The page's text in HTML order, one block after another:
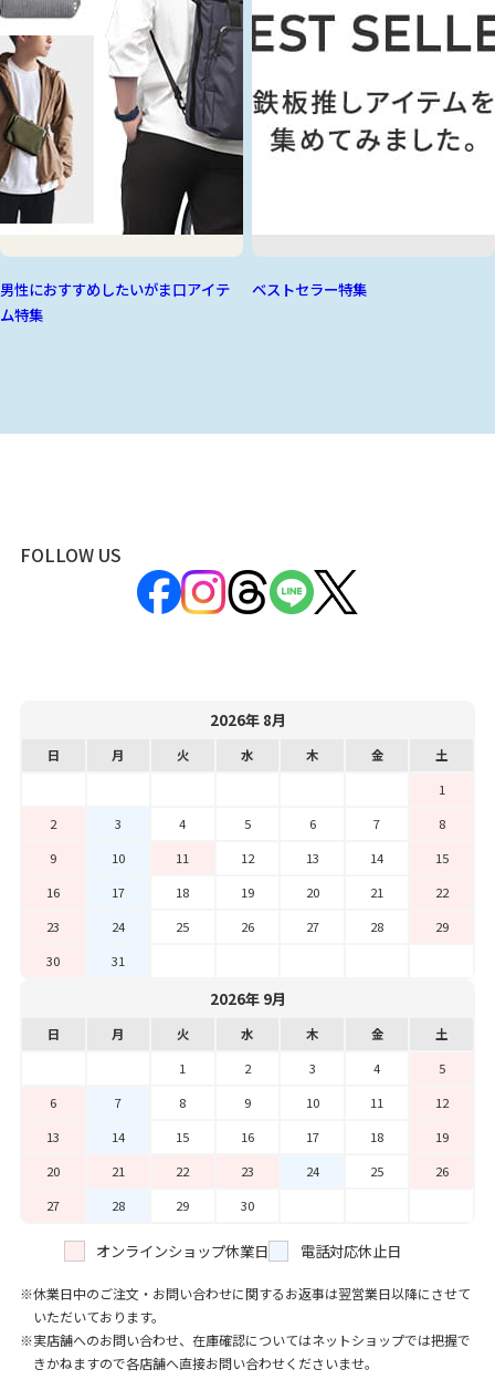
男性におすすめしたいがま口アイテ
ム特集
ベストセラー特集
FOLLOW US
2026年 8月
日 月 火 水 木 金
土
1
2
3 4 5 6 7
8
9
10 11 12 13 14
15
16
17 18 19 20 21
22
23
24 25 26 27 28
29
30
31
2026年 9月
日 月 火 水 木 金
土
1
2 3 4
5
6
7 8 9 10 11
12
13
14 15 16 17 18
19
20
21 22 23 24 25
26
27
28 29 30
オンラインショップ休業日 電話対応休止日
休業日中のご注文・お問い合わせに関するお返事は翌営業日以降にさせて
いただいております。
実店舗へのお問い合わせ、在庫確認についてはネットショップでは把握で
きかねますので各店舗へ直接お問い合わせくださいませ。